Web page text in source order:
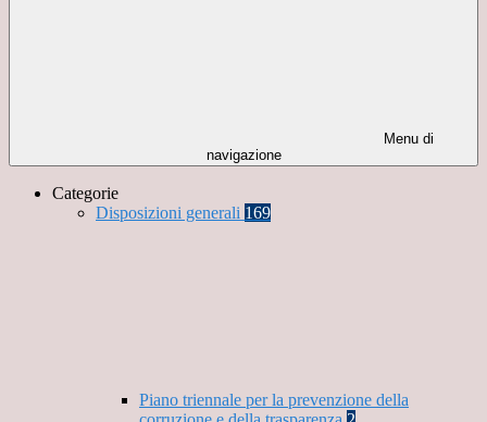
Menu di
navigazione
Categorie
Disposizioni generali 169
Piano triennale per la prevenzione della